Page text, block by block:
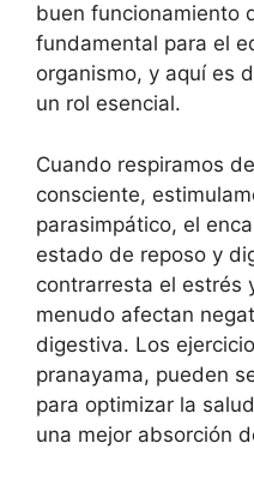
buen funcionamiento
fundamental para el
organismo, y aquí es
un rol esencial.
Cuando respiramos
consciente,
parasimpático, el
estado de reposo y
contrarresta el estrés
menudo afectan
digestiva. Los
pranayama, pueden
para optimizar la
una mejor absorción